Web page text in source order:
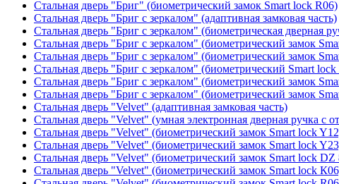
Стальная дверь "Бриг" (биометрический замок Smart lock R06)
Стальная дверь "Бриг с зеркалом" (адаптивная замковая часть)
Стальная дверь "Бриг с зеркалом" (биометрическая дверная
Стальная дверь "Бриг с зеркалом" (биометрический замок
Стальная дверь "Бриг с зеркалом" (биометрический замок
Стальная дверь "Бриг с зеркалом" (биометрический Smart
Стальная дверь "Бриг с зеркалом" (биометрический замок
Стальная дверь "Бриг с зеркалом" (биометрический замок
Стальная дверь "Velvet" (адаптивная замковая часть)
Стальная дверь "Velvet" (умная электронная дверная ручка с
Стальная дверь "Velvet" (биометрический замок Smart lock
Стальная дверь "Velvet" (биометрический замок Smart lock
Стальная дверь "Velvet" (биометрический замок Smart lock DZ
Стальная дверь "Velvet" (биометрический замок Smart lock